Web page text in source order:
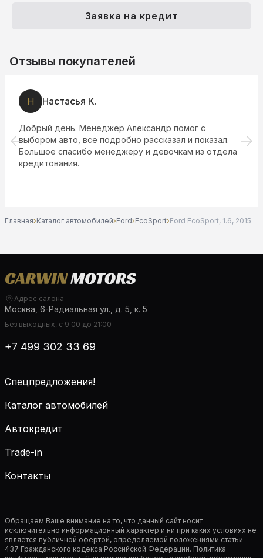
Заявка на кредит
Отзывы покупателей
Н Настасья К.
Добрый день. Менеджер Александр помог с
выбором авто, все подробно рассказал и показал.
Большое спасибо менеджеру и девочкам из отдела
кредитования.
Главная›Каталог автомобилей›Ford›EcoSport›Ford EcoSport, 1.6, 2015
Адрес салона
Москва, 6-Радиальная ул., д. 5, к. 5
Без выходных, с 9:00 до 21:00
+7 499 302 33 69
Спецпредложения!
Каталог автомобилей
Автокредит
Trade-in
Контакты
Обращаем Ваше внимание на то, что данный сайт носит
исключительно информационный характер и ни при каких условиях не
является публичной офертой, определяемой положениями статьи
437 Гражданского кодекса Российской Федерации. Политика